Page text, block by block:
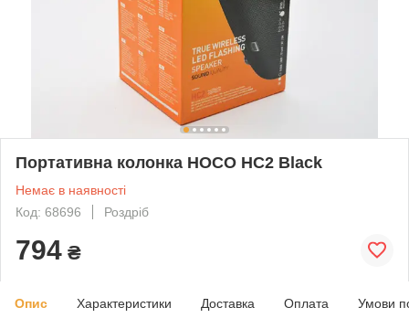
Портативна колонка HOCO HC2 Black
Немає в наявності
Код: 68696
Роздріб
794 ₴
Опис Характеристики Доставка Оплата Умови